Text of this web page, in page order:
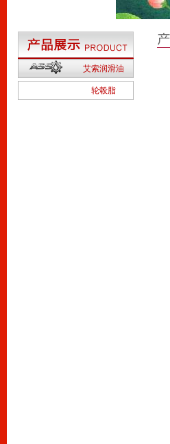
5
3
1
艾索润滑油
轮毂脂